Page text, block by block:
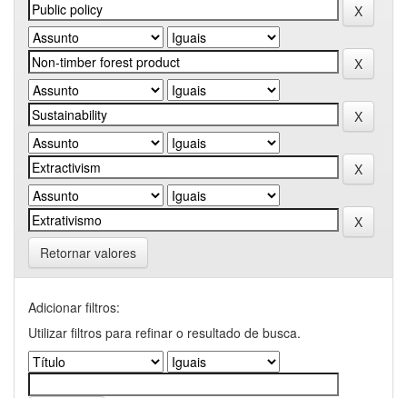
Retornar valores
Adicionar filtros:
Utilizar filtros para refinar o resultado de busca.